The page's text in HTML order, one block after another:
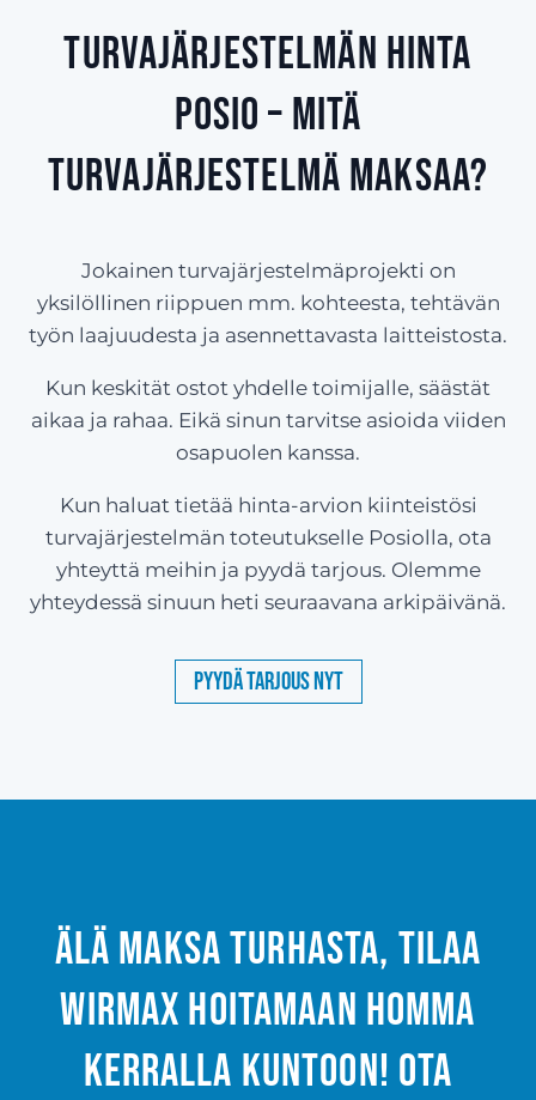
Turvajärjestelmän hinta
Posio – Mitä
turvajärjestelmä maksaa?
Jokainen turvajärjestelmäprojekti on
yksilöllinen riippuen mm. kohteesta, tehtävän
työn laajuudesta ja asennettavasta laitteistosta.
Kun keskität ostot yhdelle toimijalle, säästät
aikaa ja rahaa. Eikä sinun tarvitse asioida viiden
osapuolen kanssa.
Kun haluat tietää hinta-arvion kiinteistösi
turvajärjestelmän toteutukselle Posiolla, ota
yhteyttä meihin ja pyydä tarjous. Olemme
yhteydessä sinuun heti seuraavana arkipäivänä.
Pyydä tarjous nyt
Älä maksa turhasta, tilaa
Wirmax hoitamaan homma
kerralla kuntoon! Ota